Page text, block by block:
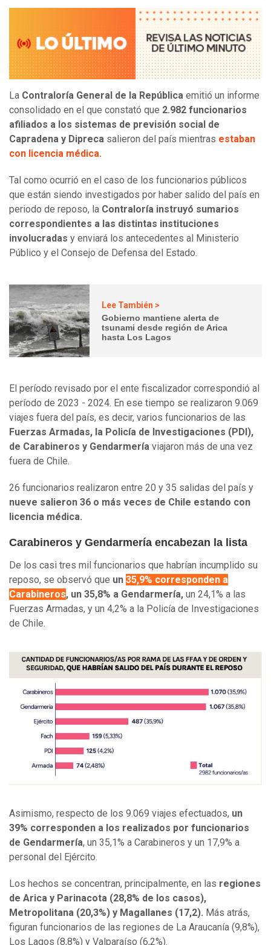
La Contraloría General de la República emitió un informe
consolidado en el que constató que 2.982 funcionarios
afiliados a los sistemas de previsión social de
Capradena y Dipreca salieron del país mientras estaban
con licencia médica.
Tal como ocurrió en el caso de los funcionarios públicos
que están siendo investigados por haber salido del país en
periodo de reposo, la Contraloría instruyó sumarios
correspondientes a las distintas instituciones
involucradas y enviará los antecedentes al Ministerio
Público y el Consejo de Defensa del Estado.
Lee También >
Gobierno mantiene alerta de
tsunami desde región de Arica
hasta Los Lagos
El período revisado por el ente fiscalizador correspondió al
período de 2023 - 2024. En ese tiempo se realizaron 9.069
viajes fuera del país, es decir, varios funcionarios de las
Fuerzas Armadas, la Policía de Investigaciones (PDI),
de Carabineros y Gendarmería viajaron más de una vez
fuera de Chile.
26 funcionarios realizaron entre 20 y 35 salidas del país y
nueve salieron 36 o más veces de Chile estando con
licencia médica.
Carabineros y Gendarmería encabezan la lista
De los casi tres mil funcionarios que habrían incumplido su
reposo, se observó que un 35,9% corresponden a
Carabineros, un 35,8% a Gendarmería, un 24,1% a las
Fuerzas Armadas, y un 4,2% a la Policía de Investigaciones
de Chile.
Asimismo, respecto de los 9.069 viajes efectuados, un
39% corresponden a los realizados por funcionarios
de Gendarmería, un 35,1% a Carabineros y un 17,9% a
personal del Ejército.
Los hechos se concentran, principalmente, en las regiones
de Arica y Parinacota (28,8% de los casos),
Metropolitana (20,3%) y Magallanes (17,2). Más atrás,
figuran funcionarios de las regiones de La Araucanía (9,8%),
Los Lagos (8,8%) y Valparaíso (6,2%).